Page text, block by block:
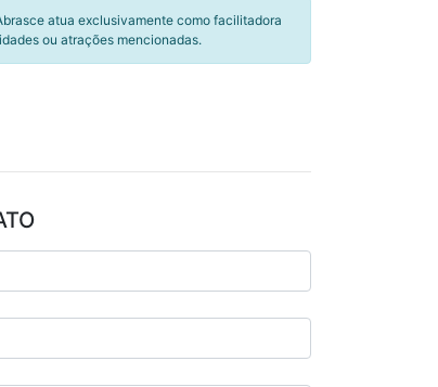
atua exclusivamente como facilitadora
ou atrações mencionadas.